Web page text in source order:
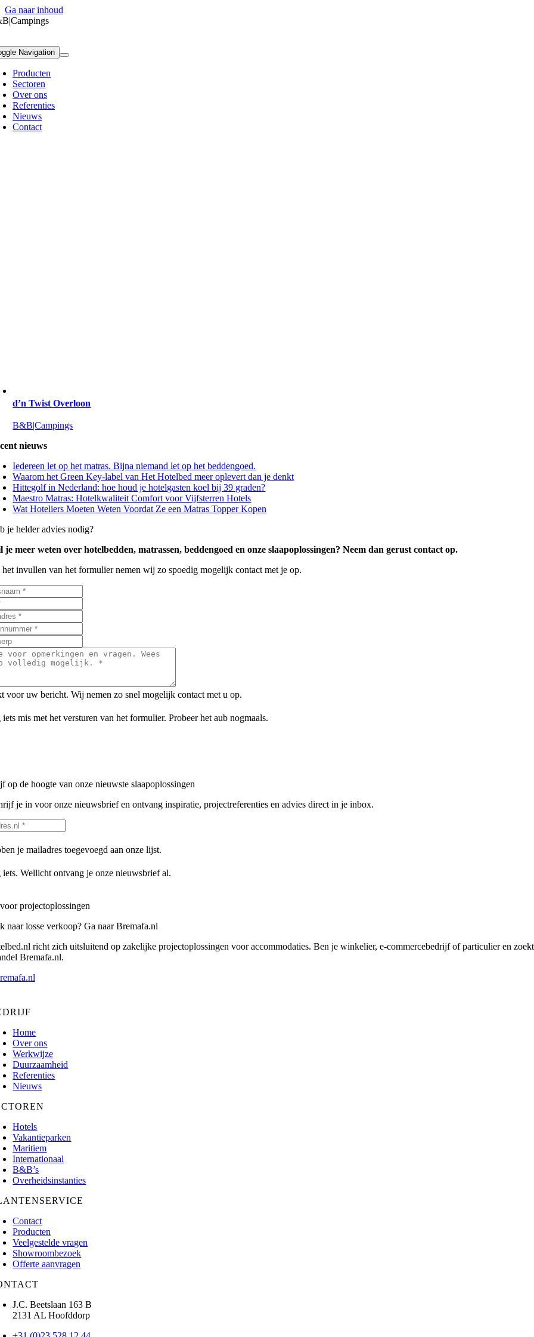
Ga naar inhoud
Navigation
Producten
Sectoren
Over ons
Referenties
Nieuws
Contact
d’n Twist Overloon
B&B|Campings
nieuws
Iedereen let op het matras. Bijna niemand let op het beddengoed.
Waarom het Green Key-label van Het Hotelbed meer oplevert dan je denkt
Hittegolf in Nederland: hoe houd je hotelgasten koel bij 39 graden?
Maestro Matras: Hotelkwaliteit Comfort voor Vijfsterren Hotels
Wat Hoteliers Moeten Weten Voordat Ze een Matras Topper Kopen
je helder advies nodig?
je meer weten over hotelbedden, matrassen, beddengoed en onze slaapoplossingen? Neem dan gerust contact op.
het invullen van het formulier nemen wij zo spoedig mogelijk contact met je op.
voor uw bericht. Wij nemen zo snel mogelijk contact met u op.
mis met het versturen van het formulier. Probeer het aub nogmaals.
op de hoogte van onze nieuwste slaapoplossingen
je in voor onze nieuwsbrief en ontvang inspiratie, projectreferenties en advies direct in je inbox.
je mailadres toegevoegd aan onze lijst.
Wellicht ontvang je onze nieuwsbrief al.
projectoplossingen
naar losse verkoop? Ga naar Bremafa.nl
richt zich uitsluitend op zakelijke projectoplossingen voor accommodaties. Ben je winkelier, e-commercebedrijf of particulier en
Bremafa.nl.
Home
Over ons
Werkwijze
Duurzaamheid
Referenties
Nieuws
Hotels
Vakantieparken
Maritiem
Internationaal
B&B’s
Overheidsinstanties
Contact
Producten
Veelgestelde vragen
Showroombezoek
Offerte aanvragen
J.C. Beetslaan 163 B
2131 AL Hoofddorp